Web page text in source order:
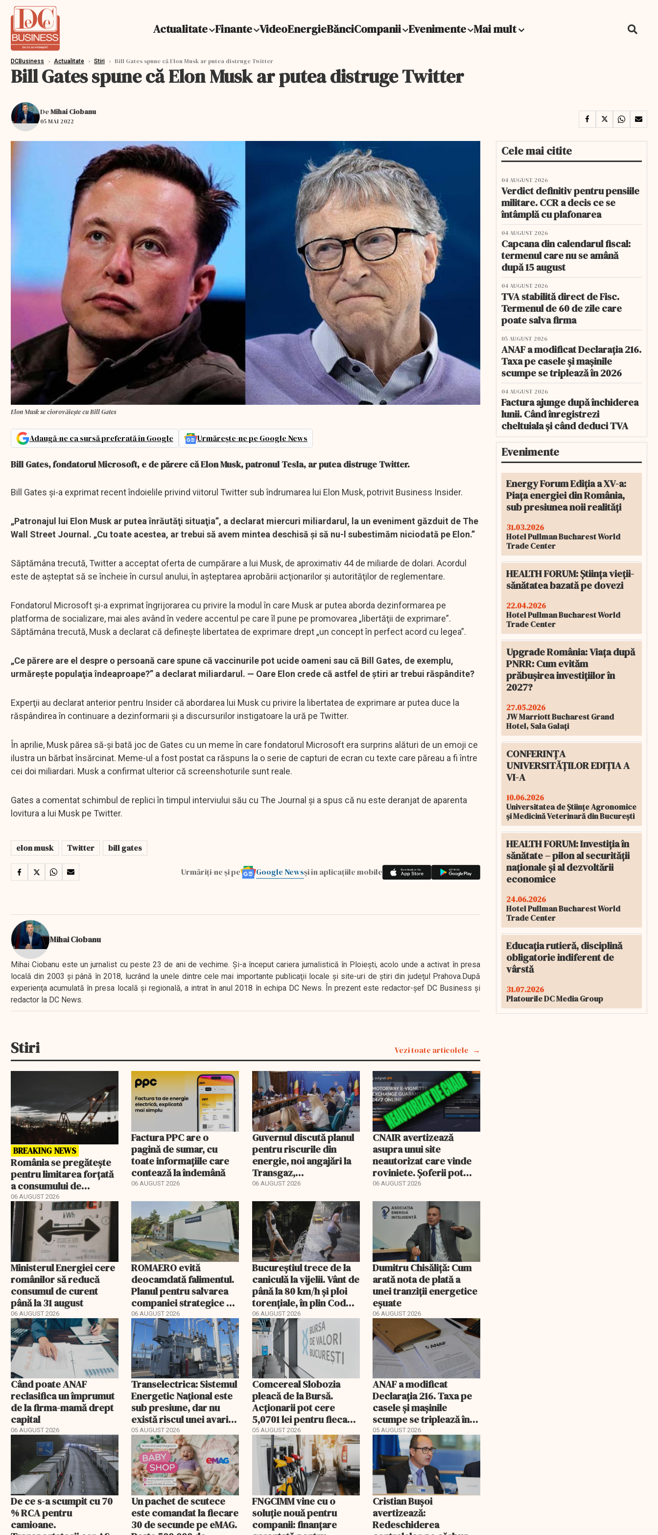
Actualitate Finante VideoEnergieBănciCompanii Evenimente Mai mult
DCBusiness › Actualitate › Stiri › Bill Gates spune că Elon Musk ar putea distruge Twitter
Bill Gates spune că Elon Musk ar putea distruge Twitter
DeMihai Ciobanu
05 MAI 2022
Elon Musk se ciorovăiește cu Bill Gates
Adaugă-ne ca sursă preferată în Google Urmărește-ne pe Google News
Bill Gates, fondatorul Microsoft, e de părere că Elon Musk, patronul Tesla, ar putea distruge Twitter.
Bill Gates şi-a exprimat recent îndoielile privind viitorul Twitter sub îndrumarea lui Elon Musk, potrivit Business Insider.
„Patronajul lui Elon Musk ar putea înrăutăţi situaţia”, a declarat miercuri miliardarul, la un eveniment găzduit de The
Wall Street Journal. „Cu toate acestea, ar trebui să avem mintea deschisă şi să nu-l subestimăm niciodată pe Elon.”
Săptămâna trecută, Twitter a acceptat oferta de cumpărare a lui Musk, de aproximativ 44 de miliarde de dolari. Acordul
este de aşteptat să se încheie în cursul anului, în aşteptarea aprobării acţionarilor şi autorităţilor de reglementare.
Fondatorul Microsoft şi-a exprimat îngrijorarea cu privire la modul în care Musk ar putea aborda dezinformarea pe
platforma de socializare, mai ales având în vedere accentul pe care îl pune pe promovarea „libertăţii de exprimare”.
Săptămâna trecută, Musk a declarat că defineşte libertatea de exprimare drept „un concept în perfect acord cu legea”.
„Ce părere are el despre o persoană care spune că vaccinurile pot ucide oameni sau că Bill Gates, de exemplu,
urmăreşte populaţia îndeaproape?” a declarat miliardarul. — Oare Elon crede că astfel de ştiri ar trebui răspândite?
Experţii au declarat anterior pentru Insider că abordarea lui Musk cu privire la libertatea de exprimare ar putea duce la
răspândirea în continuare a dezinformarii şi a discursurilor instigatoare la ură pe Twitter.
În aprilie, Musk părea să-şi bată joc de Gates cu un meme în care fondatorul Microsoft era surprins alături de un emoji ce
ilustra un bărbat însărcinat. Meme-ul a fost postat ca răspuns la o serie de capturi de ecran cu texte care păreau a fi între
cei doi miliardari. Musk a confirmat ulterior că screenshoturile sunt reale.
Gates a comentat schimbul de replici în timpul interviului său cu The Journal şi a spus că nu este deranjat de aparenta
lovitura a lui Musk pe Twitter.
elon musk Twitter bill gates
Urmăriți-ne și pe Google Newsși în aplicațiile mobile
Mihai Ciobanu
Mihai Ciobanu este un jurnalist cu peste 23 de ani de vechime. Şi-a început cariera jurnalistică în Ploieşti, acolo unde a activat în presa
locală din 2003 şi până în 2018, lucrând la unele dintre cele mai importante publicaţii locale şi site-uri de ştiri din judeţul Prahova.După
experienţa acumulată în presa locală şi regională, a intrat în anul 2018 în echipa DC News. În prezent este redactor-şef DC Business şi
redactor la DC News.
Stiri Vezi toate articolele
BREAKING NEWS
România se pregătește
pentru limitarea forțată
a consumului de
energie. Cine poate fi
deconectat
06 AUGUST 2026
Factura PPC are o
pagină de sumar, cu
toate informațiile care
contează la îndemână
06 AUGUST 2026
Guvernul discută planul
pentru riscurile din
energie, noi angajări la
Transgaz,
Transelectrica și
programul pentru di
06 AUGUST 2026
CNAIR avertizează
asupra unui site
neautorizat care vinde
roviniete. Șoferii pot
plăti și cu 186% mai mult
06 AUGUST 2026
Ministerul Energiei cere
românilor să reducă
consumul de curent
până la 31 august
06 AUGUST 2026
ROMAERO evită
deocamdată falimentul.
Planul pentru salvarea
companiei strategice a
fost confirmat
06 AUGUST 2026
Bucureștiul trece de la
caniculă la vijelii. Vânt de
până la 80 km/h și ploi
torențiale, în plin Cod
portocaliu
06 AUGUST 2026
Dumitru Chisăliță: Cum
arată nota de plată a
unei tranziții energetice
eșuate
06 AUGUST 2026
Când poate ANAF
reclasifica un împrumut
de la firma-mamă drept
capital
06 AUGUST 2026
Transelectrica: Sistemul
Energetic Național este
sub presiune, dar nu
există riscul unei avarii
majore
05 AUGUST 2026
Comcereal Slobozia
pleacă de la Bursă.
Acționarii pot cere
5,0701 lei pentru fiecare
acțiune
05 AUGUST 2026
ANAF a modificat
Declarația 216. Taxa pe
casele și mașinile
scumpe se triplează în
2026
05 AUGUST 2026
De ce s-a scumpit cu 70
% RCA pentru
camioane.
Un pachet de scutece
este comandat la fiecare
30 de secunde pe eMAG.
FNGCIMM vine cu o
soluție nouă pentru
companii: finanțare
Cristian Bușoi
avertizează:
Redeschiderea
Cele mai citite
04 AUGUST 2026
Verdict definitiv pentru pensiile
militare. CCR a decis ce se
întâmplă cu plafonarea
04 AUGUST 2026
Capcana din calendarul fiscal:
termenul care nu se amână
după 15 august
04 AUGUST 2026
TVA stabilită direct de Fisc.
Termenul de 60 de zile care
poate salva firma
05 AUGUST 2026
ANAF a modificat Declarația 216.
Taxa pe casele și mașinile
scumpe se triplează în 2026
04 AUGUST 2026
Factura ajunge după închiderea
lunii. Când înregistrezi
cheltuiala și când deduci TVA
Evenimente
Energy Forum Ediția a XV-a:
Piața energiei din România,
sub presiunea noii realități
31.03.2026
Hotel Pullman Bucharest World
Trade Center
HEALTH FORUM: Știința vieții-
sănătatea bazată pe dovezi
22.04.2026
Hotel Pullman Bucharest World
Trade Center
Upgrade România: Viața după
PNRR: Cum evităm
prăbușirea investițiilor în
2027?
27.05.2026
JW Marriott Bucharest Grand
Hotel, Sala Galați
CONFERINȚA
UNIVERSITĂȚILOR EDIȚIA A
VI-A
10.06.2026
Universitatea de Științe Agronomice
și Medicină Veterinară din București
HEALTH FORUM: Investiția în
sănătate – pilon al securității
naționale și al dezvoltării
economice
24.06.2026
Hotel Pullman Bucharest World
Trade Center
Educația rutieră, disciplină
obligatorie indiferent de
vârstă
31.07.2026
Platourile DC Media Group